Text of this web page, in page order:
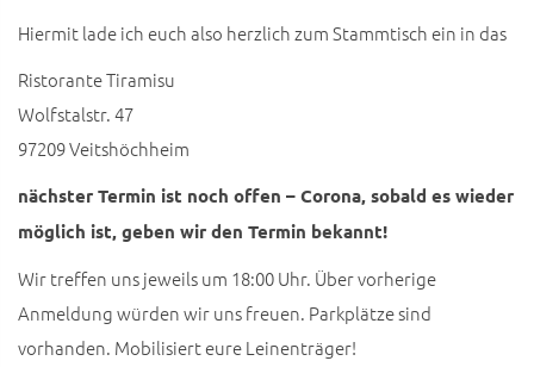
Hiermit lade ich euch also herzlich zum Stammtisch ein in das
Ristorante Tiramisu
Wolfstalstr. 47
97209 Veitshöchheim
nächster Termin ist noch offen – Corona, sobald es wieder
möglich ist, geben wir den Termin bekannt!
Wir treffen uns jeweils um 18:00 Uhr. Über vorherige
Anmeldung würden wir uns freuen. Parkplätze sind
vorhanden. Mobilisiert eure Leinenträger!